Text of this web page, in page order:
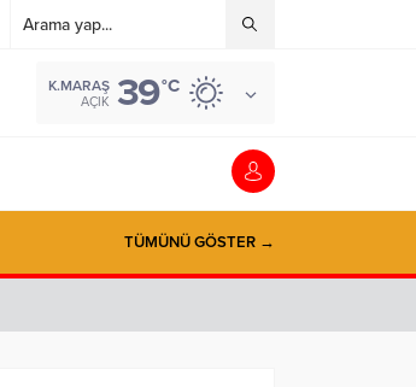
K.MARAŞ
AÇIK 39°C
TÜMÜNÜ GÖSTER →